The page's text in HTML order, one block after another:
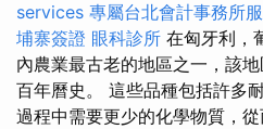
services 專屬台北會計事務所
埔寨簽證 眼科診所 在匈牙利，
內農業最古老的地區之一，該
百年曆史。 這些品種包括許多
過程中需要更少的化學物質，從